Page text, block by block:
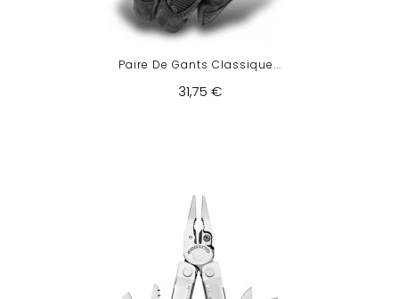
Paire De Gants Classique...
31,75 €